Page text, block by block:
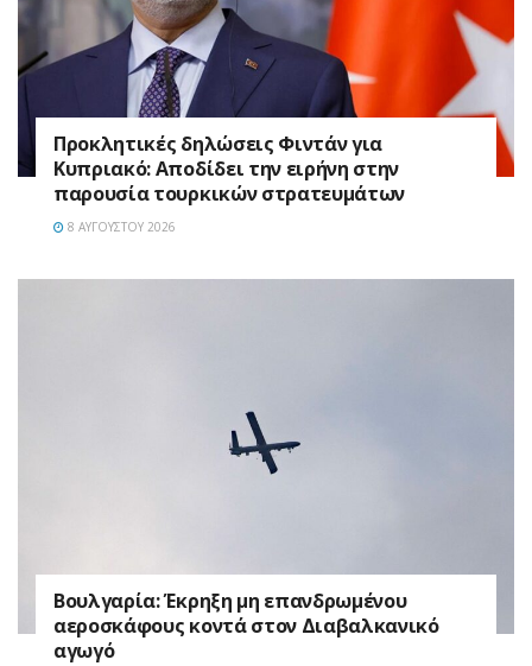
Προκλητικές δηλώσεις Φιντάν για
Κυπριακό: Αποδίδει την ειρήνη στην
παρουσία τουρκικών στρατευμάτων
8 ΑΥΓΟΎΣΤΟΥ 2026
Βουλγαρία: Έκρηξη μη επανδρωμένου
αεροσκάφους κοντά στον Διαβαλκανικό
αγωγό